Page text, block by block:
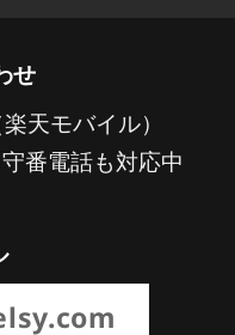
せ
天モバイル）
番電話も対応中